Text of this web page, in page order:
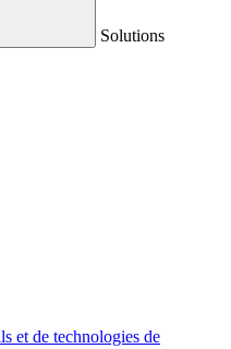
Solutions
et de technologies de